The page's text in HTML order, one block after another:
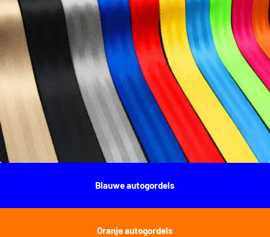
Blauwe autogordels
Oranje autogordels